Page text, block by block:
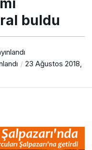
buldu
23 Ağustos 2018,